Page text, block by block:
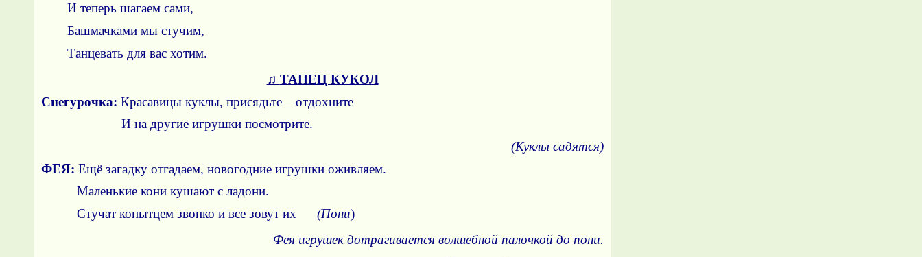
И теперь шагаем сами,
Башмачками мы стучим,
Танцевать для вас хотим.
♫ ТАНЕЦ КУКОЛ
Снегурочка:Красавицы куклы, присядьте – отдохните
И на другие игрушки посмотрите.
(Куклы садятся)
ФЕЯ: Ещё загадку отгадаем, новогодние игрушки оживляем.
Маленькие кони кушают с ладони.
Стучат копытцем звонко и все зовут их(Пони)
Фея игрушек дотрагивается волшебной палочкой до пони.